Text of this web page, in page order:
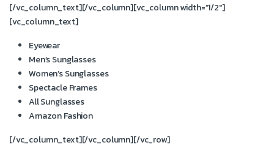
[/vc_column_text][/vc_column][vc_column width=”1/2″]
[vc_column_text]
Eyewear
Men’s Sunglasses
Women’s Sunglasses
Spectacle Frames
All Sunglasses
Amazon Fashion
[/vc_column_text][/vc_column][/vc_row]